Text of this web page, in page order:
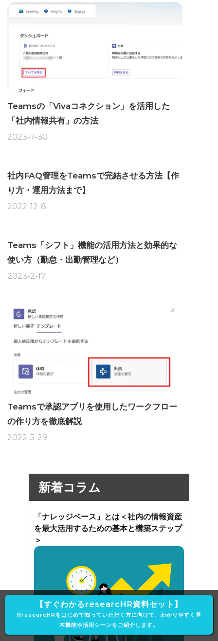
Teamsの「Vivaコネクション」を活用した
「社内情報共有」の方法
2023-7-30
社内FAQ管理をTeamsで完結させる方法【作
り方・運用方法まで】
2022-12-8
Teams「シフト」機能の活用方法と効果的な
使い方（勤怠・出勤管理など）
2023-2-17
Teamsで承認アプリを使用したワークフロー
の作り方を徹底解説
2022-5-29
新着コラム
「ナレッジベース」とは＜社内の情報資産
を最大活用するための基本と構築ステップ
＞
【すぐわかるresearcHR資料セット】
※researcHRをはじめて知っていただく方に向けて、わかりやすく基
本機能や活用シーンをご紹介します。